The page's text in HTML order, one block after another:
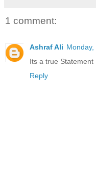
1 comment:
Ashraf Ali
Its a true Statement .
Reply